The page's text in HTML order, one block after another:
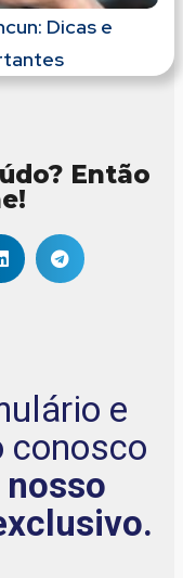
Dicas e
Então
e
conosco
nosso